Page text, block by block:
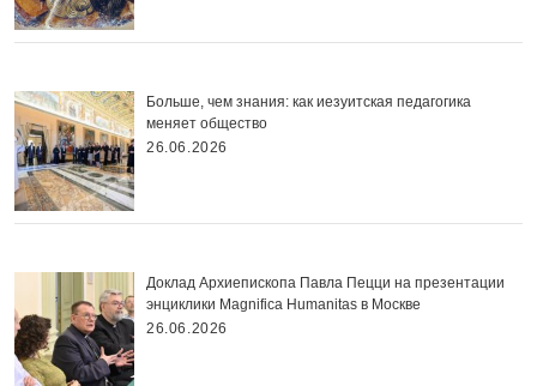
Больше, чем знания: как иезуитская педагогика
меняет общество
26.06.2026
Доклад Архиепископа Павла Пецци на презентации
энциклики Magnifica Нumanitas в Москве
26.06.2026